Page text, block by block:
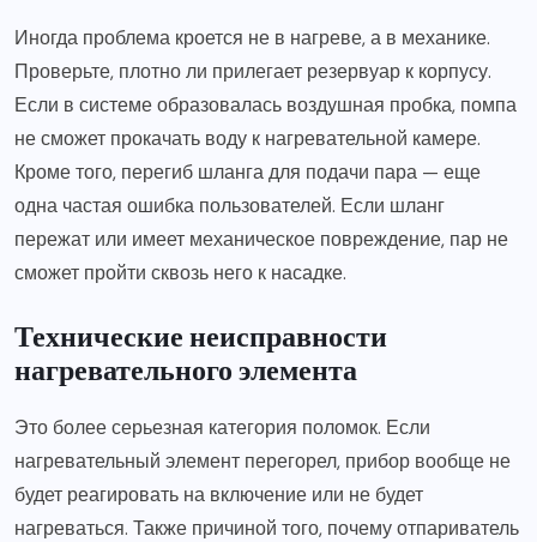
Иногда проблема кроется не в нагреве, а в механике.
Проверьте, плотно ли прилегает резервуар к корпусу.
Если в системе образовалась воздушная пробка, помпа
не сможет прокачать воду к нагревательной камере.
Кроме того, перегиб шланга для подачи пара — еще
одна частая ошибка пользователей. Если шланг
пережат или имеет механическое повреждение, пар не
сможет пройти сквозь него к насадке.
Технические неисправности
нагревательного элемента
Это более серьезная категория поломок. Если
нагревательный элемент перегорел, прибор вообще не
будет реагировать на включение или не будет
нагреваться. Также причиной того, почему отпариватель